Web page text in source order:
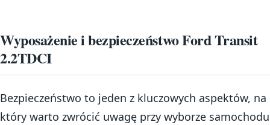
Wyposażenie i bezpieczeństwo Ford Transit
2.2TDCI
Bezpieczeństwo to jeden z kluczowych aspektów, na
który warto zwrócić uwagę przy wyborze samochodu